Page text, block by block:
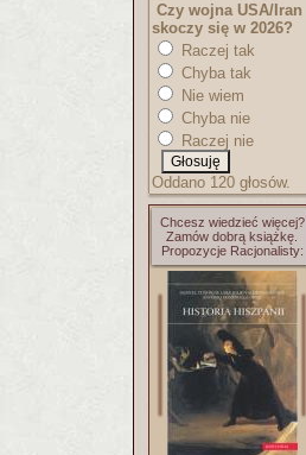
Czy wojna USA/Iran
skoczy się w 2026?
Raczej tak
Chyba tak
Nie wiem
Chyba nie
Raczej nie
Oddano 120 głosów.
Chcesz wiedzieć więcej?
Zamów dobrą książkę.
Propozycje Racjonalisty: